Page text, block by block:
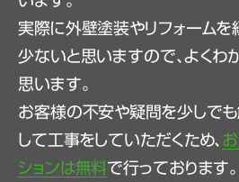
実際に外壁塗装やリフォーム
少ないと思いますので、よくわ
思います。
お客様の不安や疑問を少しで
して工事をしていただくため、
ションは無料で行っております。